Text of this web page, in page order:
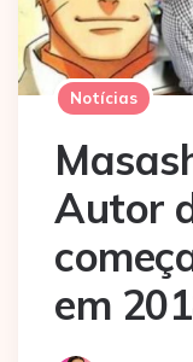
Notícias
Autor
em